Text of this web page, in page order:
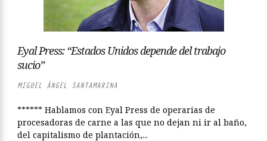
Eyal Press: “Estados Unidos depende del trabajo
sucio”
MIGUEL ÁNGEL SANTAMARINA
****** Hablamos con Eyal Press de operarias de
procesadoras de carne a las que no dejan ni ir al baño,
del capitalismo de plantación,...